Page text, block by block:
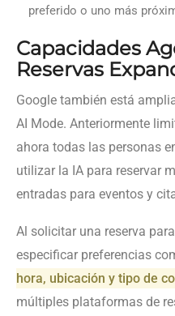
preferido o uno más
Capacidades
Reservas
Google también está
AI Mode. Anteriormente
ahora todas las personas
utilizar la IA para reservar
entradas para eventos y
Al solicitar una reserva
especificar preferencias
hora, ubicación y tipo de
múltiples plataformas de